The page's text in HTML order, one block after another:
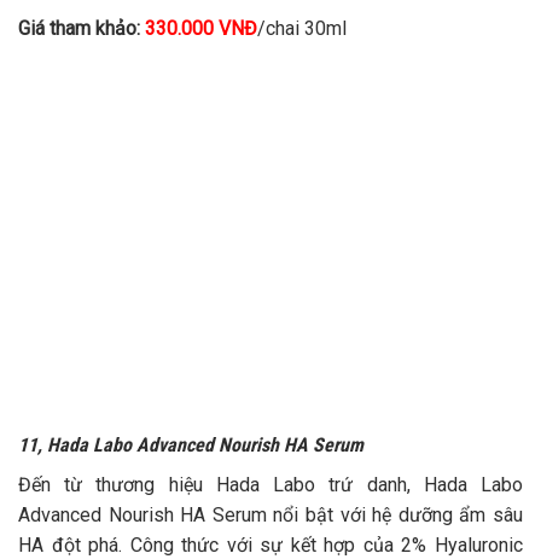
Giá tham khảo: 330.000 VNĐ/chai 30ml
11, Hada Labo Advanced Nourish HA Serum
Đến từ thương hiệu Hada Labo trứ danh, Hada Labo
Advanced Nourish HA Serum nổi bật với hệ dưỡng ẩm sâu
HA đột phá. Công thức với sự kết hợp của 2% Hyaluronic